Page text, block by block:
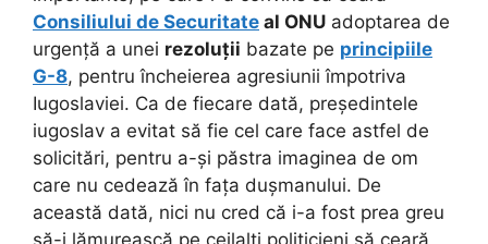
Consiliului de Securitate al ONU adoptarea de
urgență a unei rezoluții bazate pe principiile
G-8, pentru încheierea agresiunii împotriva
Iugoslaviei. Ca de fiecare dată, președintele
iugoslav a evitat să fie cel care face astfel de
solicitări, pentru a-și păstra imaginea de om
care nu cedează în fața dușmanului. De
această dată, nici nu cred că i-a fost prea greu
să-i lămurească pe ceilalți politicieni să ceară